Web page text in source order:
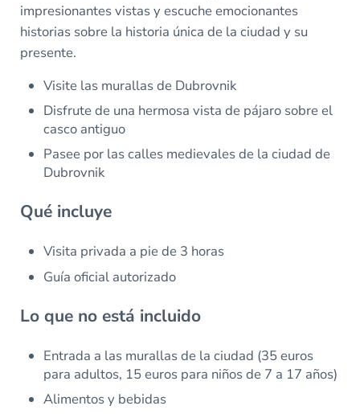
impresionantes vistas y escuche emocionantes
historias sobre la historia única de la ciudad y su
presente.
Visite las murallas de Dubrovnik
Disfrute de una hermosa vista de pájaro sobre el
casco antiguo
Pasee por las calles medievales de la ciudad de
Dubrovnik
Qué incluye
Visita privada a pie de 3 horas
Guía oficial autorizado
Lo que no está incluido
Entrada a las murallas de la ciudad (35 euros
para adultos, 15 euros para niños de 7 a 17 años)
Alimentos y bebidas